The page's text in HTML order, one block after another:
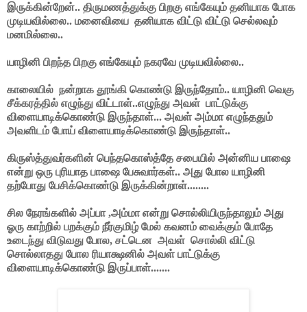
இருக்கின்றேன்.. திருமணத்துக்கு பிறகு எங்கேயும் தனியாக போக
முடியவில்லை.. மனைவியை தனியாக விட்டு விட்டு செல்லவும்
மனமில்லை..
யாழினி பிறந்த பிறகு எங்கேயும் நகரவே முடியவில்லை..
காலையில் நன்றாக தூங்கி கொண்டு இருந்தோம்.. யாழினி வெகு
சீக்கரத்தில் எழுந்து விட்டாள்..எழுந்து அவள் பாட்டுக்கு
விளையாடிக்கொண்டு இருந்தாள்... அவள் அம்மா எழுந்ததும்
அவளிடம் போய் விளையாடிக்கொண்டு இருந்தாள்..
கிருஸ்த்துவர்களின் பெந்தகொஸ்த்தே சபையில் அன்னிய பாஷை
என்று ஒரு புரியாத பாஷை பேசுவார்கள்.. அது போல யாழினி
தற்போது பேசிக்கொண்டு இருக்கின்றாள்........
சில நேரங்களில் அப்பா ,அம்மா என்று சொல்லியிருந்தாலும் அது
ஓரு காற்றில் பறக்கும் நீர்குமிழ் மேல் கவனம் வைக்கும் போதே
உடைந்து விடுவது போல, சட்டென அவள் சொல்லி விட்டு
சொல்லாதது போல ரியாக்ஷனில் அவள் பாட்டுக்கு
விளையாடிக்கொண்டு இருப்பாள்.......